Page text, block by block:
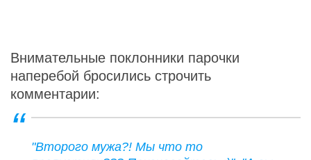
Внимательные поклонники парочки
наперебой бросились строчить
комментарии:
"Второго мужа?! Мы что то